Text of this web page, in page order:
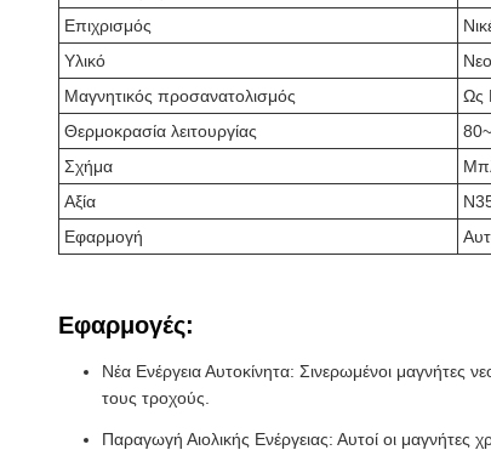
Επιχρισμός
Υλικό
Μαγνητικός προσανατολισμός
Ως
Θερμοκρασία λειτουργίας
Σχήμα
Αξία
Εφαρμογή
Εφαρμογές:
Νέα Ενέργεια Αυτοκίνητα: Σινερωμένοι μαγνήτες
τους τροχούς.
Παραγωγή Αιολικής Ενέργειας: Αυτοί οι μαγνήτες